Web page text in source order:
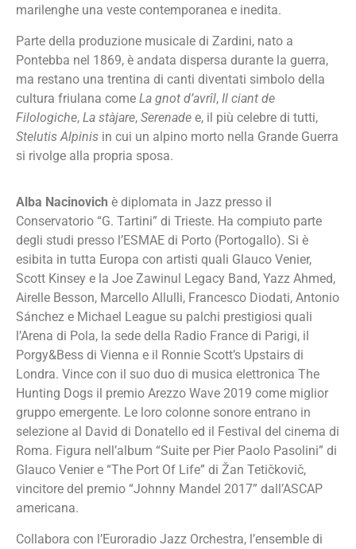
marilenghe una veste contemporanea e inedita.
Parte della produzione musicale di Zardini, nato a
Pontebba nel 1869, è andata dispersa durante la guerra,
ma restano una trentina di canti diventati simbolo della
cultura friulana come La gnot d’avrîl, Il ciant de
Filologiche, La stàjare, Serenade e, il più celebre di tutti,
Stelutis Alpinis in cui un alpino morto nella Grande Guerra
si rivolge alla propria sposa.
Alba Nacinovich è diplomata in Jazz presso il
Conservatorio “G. Tartini” di Trieste. Ha compiuto parte
degli studi presso l’ESMAE di Porto (Portogallo). Si è
esibita in tutta Europa con artisti quali Glauco Venier,
Scott Kinsey e la Joe Zawinul Legacy Band, Yazz Ahmed,
Airelle Besson, Marcello Allulli, Francesco Diodati, Antonio
Sánchez e Michael League su palchi prestigiosi quali
l’Arena di Pola, la sede della Radio France di Parigi, il
Porgy&Bess di Vienna e il Ronnie Scott’s Upstairs di
Londra. Vince con il suo duo di musica elettronica The
Hunting Dogs il premio Arezzo Wave 2019 come miglior
gruppo emergente. Le loro colonne sonore entrano in
selezione al David di Donatello ed il Festival del cinema di
Roma. Figura nell’album “Suite per Pier Paolo Pasolini” di
Glauco Venier e “The Port Of Life” di Žan Tetičkovič,
vincitore del premio “Johnny Mandel 2017” dall’ASCAP
americana.
Collabora con l’Euroradio Jazz Orchestra, l’ensemble di